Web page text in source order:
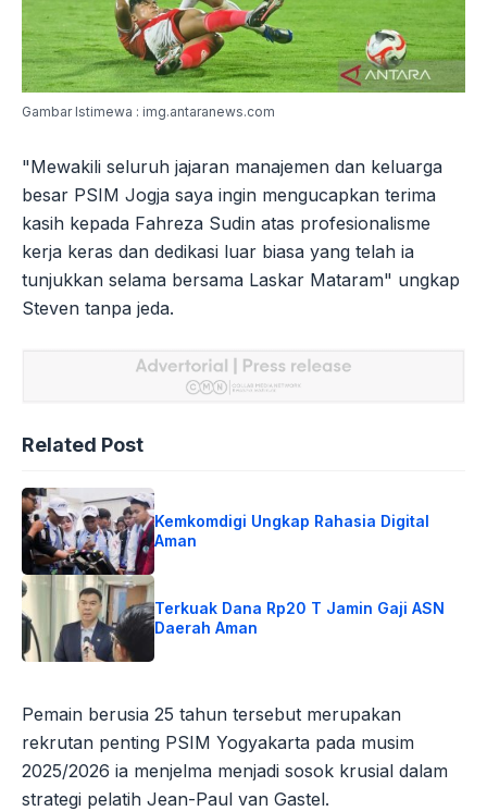
Gambar Istimewa : img.antaranews.com
"Mewakili seluruh jajaran manajemen dan keluarga
besar PSIM Jogja saya ingin mengucapkan terima
kasih kepada Fahreza Sudin atas profesionalisme
kerja keras dan dedikasi luar biasa yang telah ia
tunjukkan selama bersama Laskar Mataram" ungkap
Steven tanpa jeda.
Related Post
Kemkomdigi Ungkap Rahasia Digital
Aman
Terkuak Dana Rp20 T Jamin Gaji ASN
Daerah Aman
Pemain berusia 25 tahun tersebut merupakan
rekrutan penting PSIM Yogyakarta pada musim
2025/2026 ia menjelma menjadi sosok krusial dalam
strategi pelatih Jean-Paul van Gastel.